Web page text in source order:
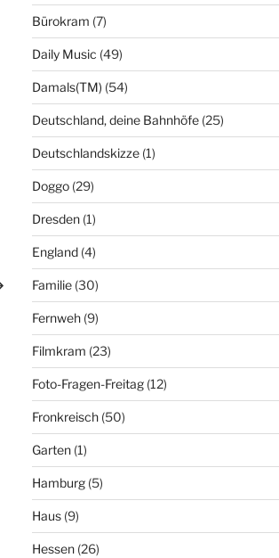
Bürokram (7)
Daily Music (49)
Damals(TM) (54)
Deutschland, deine Bahnhöfe(25)
Deutschlandskizze(1)
Doggo(29)
Dresden(1)
England(4)
Familie(30)
Fernweh(9)
Filmkram (23)
Foto-Fragen-Freitag(12)
Fronkreisch(50)
Garten(1)
Hamburg(5)
Haus(9)
Hessen(26)